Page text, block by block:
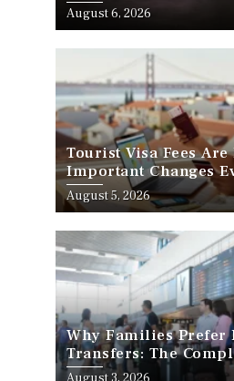
August 6, 2026
Tourist Visa Fees
Important Changes
Should Know
August 5, 2026
Why Families
Transfers: The
Stress-Free Family